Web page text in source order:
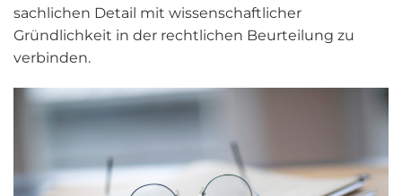
sachlichen Detail mit wissenschaftlicher
Gründlichkeit in der rechtlichen Beurteilung zu
verbinden.